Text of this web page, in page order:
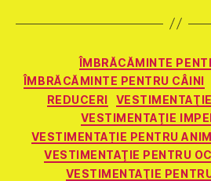
ÎMBRĂCĂMINTE
ÎMBRĂCĂMINTE PENTRU CÂINI
REDUCERI
VESTIMENTAŢIE
VESTIMENTAȚIE PENTRU
VESTIMENTAŢIE PENTRU
VESTIMENTAŢIE